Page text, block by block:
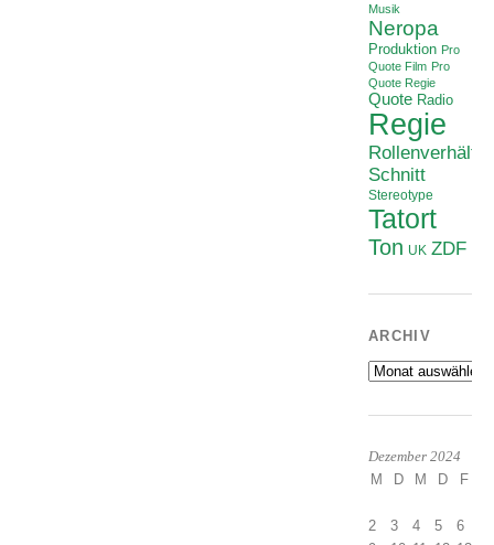
Musik
Neropa
Produktion Pro
Quote Film Pro
Quote Regie
Quote Radio
Regie
Schnitt
Stereotype
Tatort
Ton UK ZDF
ARCHIV
Archiv
Dezember 2024
M D M D F
2 3 4 5 6